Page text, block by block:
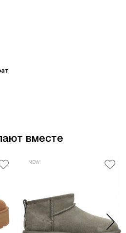
обеспечивают тепло
Ugg Classic Ultra Mini
вместе
NEW!